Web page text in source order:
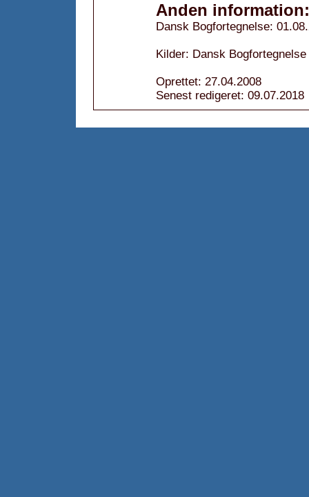
Anden information:
Dansk Bogfortegnelse:
Kilder: Dansk Bogfortegnelse
Oprettet: 27.04.2008
Senest redigeret: 09.07.2018